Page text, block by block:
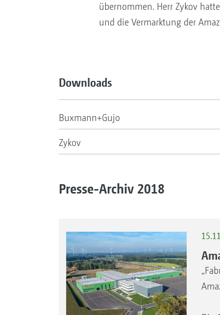
übernommen. Herr Zykov
und die Vermarktung der
Downloads
Buxmann+Gujo
Zykov
Presse-Archiv 2018